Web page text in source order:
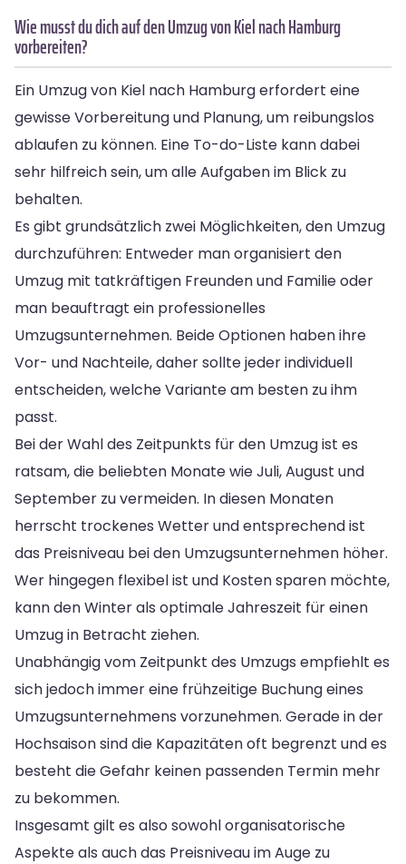
Wie musst du dich auf den Umzug von Kiel nach Hamburg
vorbereiten?
Ein Umzug von Kiel nach Hamburg erfordert eine
gewisse Vorbereitung und Planung, um reibungslos
ablaufen zu können. Eine To-do-Liste kann dabei
sehr hilfreich sein, um alle Aufgaben im Blick zu
behalten.
Es gibt grundsätzlich zwei Möglichkeiten, den Umzug
durchzuführen: Entweder man organisiert den
Umzug mit tatkräftigen Freunden und Familie oder
man beauftragt ein professionelles
Umzugsunternehmen. Beide Optionen haben ihre
Vor- und Nachteile, daher sollte jeder individuell
entscheiden, welche Variante am besten zu ihm
passt.
Bei der Wahl des Zeitpunkts für den Umzug ist es
ratsam, die beliebten Monate wie Juli, August und
September zu vermeiden. In diesen Monaten
herrscht trockenes Wetter und entsprechend ist
das Preisniveau bei den Umzugsunternehmen höher.
Wer hingegen flexibel ist und Kosten sparen möchte,
kann den Winter als optimale Jahreszeit für einen
Umzug in Betracht ziehen.
Unabhängig vom Zeitpunkt des Umzugs empfiehlt es
sich jedoch immer eine frühzeitige Buchung eines
Umzugsunternehmens vorzunehmen. Gerade in der
Hochsaison sind die Kapazitäten oft begrenzt und es
besteht die Gefahr keinen passenden Termin mehr
zu bekommen.
Insgesamt gilt es also sowohl organisatorische
Aspekte als auch das Preisniveau im Auge zu